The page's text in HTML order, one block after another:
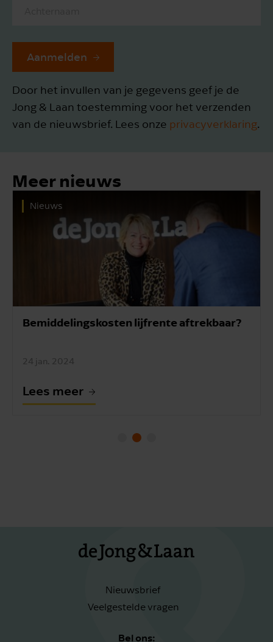
Aanmelden
Door het invullen van je gegevens geef je de
Jong & Laan toestemming voor het verzenden
van de nieuwsbrief. Lees onze privacyverklaring.
Meer nieuws
Nieuws
Bemiddelingskosten lijfrente aftrekbaar?
24 jan. 2024
Lees meer
Nieuwsbrief
Veelgestelde vragen
Bel ons: